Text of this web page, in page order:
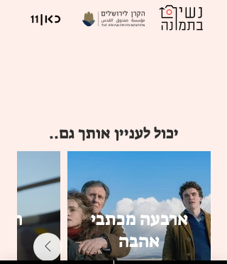
יכול לעניין אותך גם..
ארבעה מכתבי
אהבה